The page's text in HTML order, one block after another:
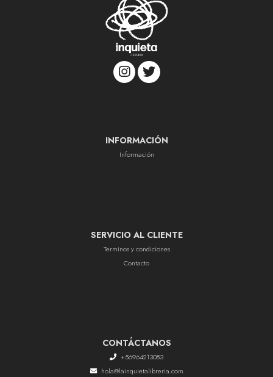
INFORMACIÓN
Información
SERVICIO AL CLIENTE
Terminos y condiciones
Contacto
CONTÁCTANOS
+56964213083
hola@lainquietalibreria.com